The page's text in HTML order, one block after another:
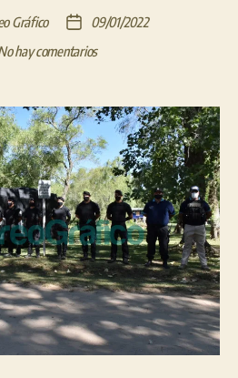
Gráfico
Fecha
de
09/01/2022
hay comentariosen
Operativo
en
los
balnearios
de
Berisso